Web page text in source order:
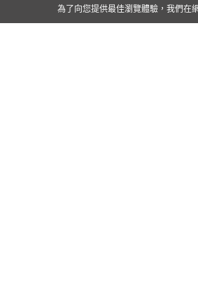
為了向您提供最佳瀏覽體驗，我們在